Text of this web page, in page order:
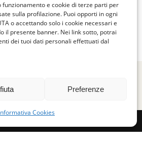
e cookie di terze parti per
sulla profilazione. Puoi opporti in ogni
o accettando solo i cookie necessari e
il presente banner. Nei link sotto, potrai
dei tuoi dati personali effettuati dal
Preferenze
Cookies